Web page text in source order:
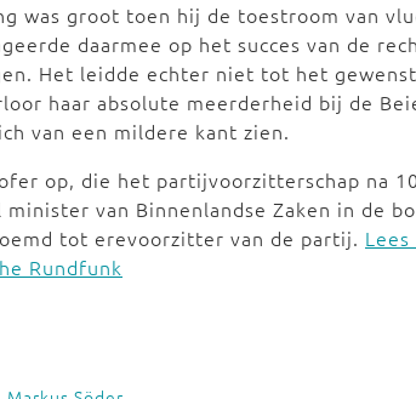
was groot toen hij de toestroom van
daarmee op het succes van de
Het leidde echter niet tot het
haar absolute meerderheid bij de
van een mildere kant zien.
op, die het partijvoorzitterschap na
van Binnenlandse Zaken in de
tot erevoorzitter van de partij.
Rundfunk